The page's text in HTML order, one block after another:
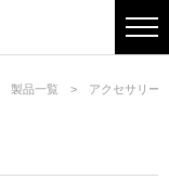
製品一覧 アクセサリー